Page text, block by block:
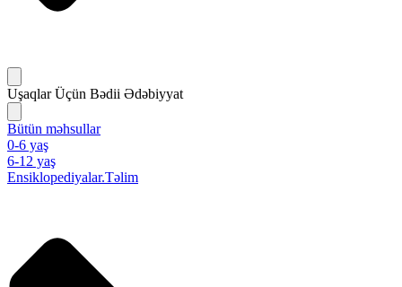
Uşaqlar Üçün Bədii Ədəbiyyat
Bütün məhsullar
0-6 yaş
6-12 yaş
Ensiklopediyalar.Təlim